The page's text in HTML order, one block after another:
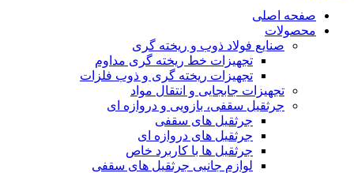
صفحه اصلی
محصولات
صنایع فولاد ذوب و ریخته گری
تجهیزات خط ریخته گری مداوم
تجهیزات ریخته گری و ذوب فلزات
تجهیزات جابجایی و انتقال مواد
جرثقیل سقفی، بازویی و دروازه ای
جرثقیل های سقفی
جرثقیل های دروازه ای
جرثقیل ها با کاربرد خاص
لوازم جانبی جرثقیل های سقفی